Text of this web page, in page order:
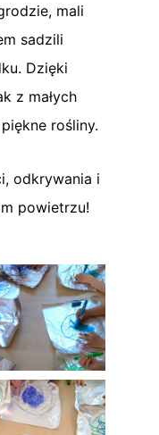
mali
sadzili
Dzięki
z małych
rośliny.
odkrywania i
powietrzu!